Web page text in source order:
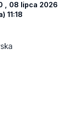
, 08 lipca 2026
11:18